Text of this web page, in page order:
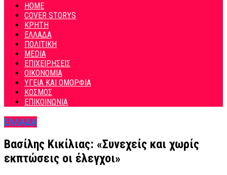
HOME
COVER STORYS
ΚΡΗΤΗ
ΕΛΛΑΔΑ
ΠΟΛΙΤΙΚΗ
MEDIA
ΕΠΙΧΕΙΡΗΣΕΙΣ
ΟΙΚΟΝΟΜΙΑ
ΥΓΕΙΑ ΚΑΙ ΟΜΟΡΦΙΑ
ΚΟΣΜΟΣ
ΕΠΙΚΟΙΝΩΝΙΑ
ΕΛΛΑΔΑ
Βασίλης Κικίλιας: «Συνεχείς και χωρίς
εκπτώσεις οι έλεγχοι»